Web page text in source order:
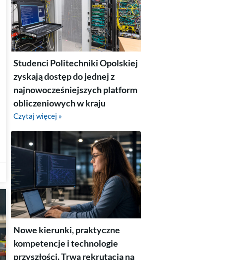
Studenci Politechniki Opolskiej
zyskają dostęp do jednej z
najnowocześniejszych platform
obliczeniowych w kraju
Czytaj więcej »
Nowe kierunki, praktyczne
kompetencje i technologie
przyszłości. Trwa rekrutacja na